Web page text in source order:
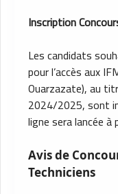
Inscription
Les candidats
pour l’accès aux
Ouarzazate), au
2024/2025, sont
ligne sera lancée à
Avis de
Techniciens